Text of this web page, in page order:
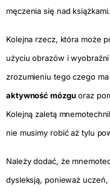
męczenia się nad książkami.
Kolejna rzecz, która może
użyciu obrazów i
zrozumieniu tego czego
aktywność mózguoraz
Kolejną zaletą
nie musimy robić aż tylu
Należy dodać, że
dysleksją, ponieważ